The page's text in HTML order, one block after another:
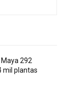
292
mil plantas